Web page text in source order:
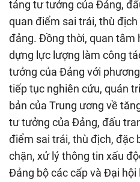
tảng tư tưởng của Đảng,
quan điểm sai trái, thù
đảng. Đồng thời, quan tâm
dựng lực lượng làm công
tưởng của Đảng với
tiếp tục nghiên cứu, quán
bản của Trung ương về
tư tưởng của Đảng, đấu
điểm sai trái, thù địch, đặc
chặn, xử lý thông tin xấu
Đảng bộ các cấp và Đại hội